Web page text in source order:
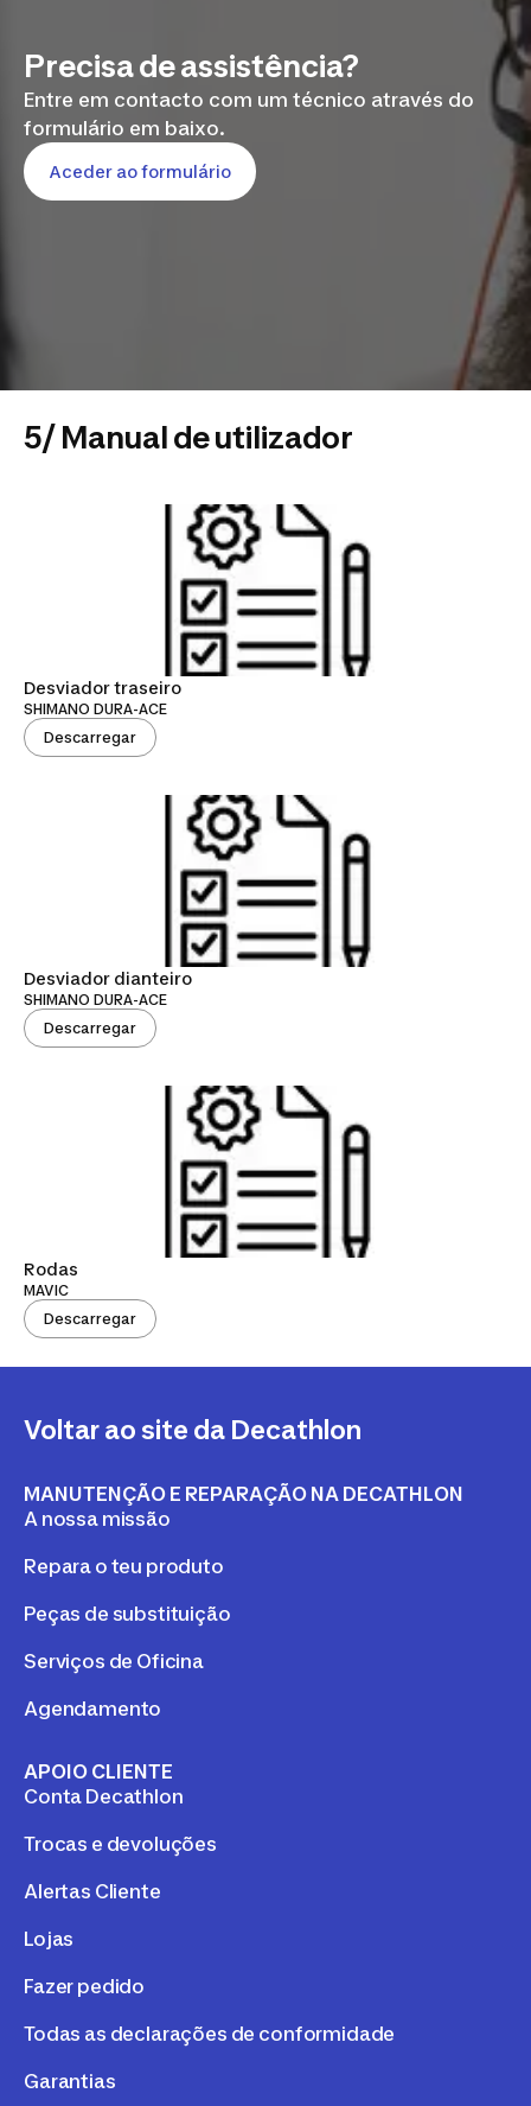
Precisa de assistência?
Entre em contacto com um técnico através do
formulário em baixo.
Aceder ao formulário
5/ Manual de utilizador
Desviador traseiro
SHIMANO DURA-ACE
Descarregar
Desviador dianteiro
SHIMANO DURA-ACE
Descarregar
Rodas
MAVIC
Descarregar
Voltar ao site da Decathlon
MANUTENÇÃO E REPARAÇÃO NA DECATHLON
A nossa missão
Repara o teu produto
Peças de substituição
Serviços de Oficina
Agendamento
APOIO CLIENTE
Conta Decathlon
Trocas e devoluções
Alertas Cliente
Lojas
Fazer pedido
Todas as declarações de conformidade
Garantias